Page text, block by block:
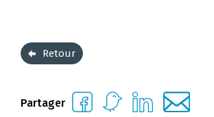
Retour
Partager